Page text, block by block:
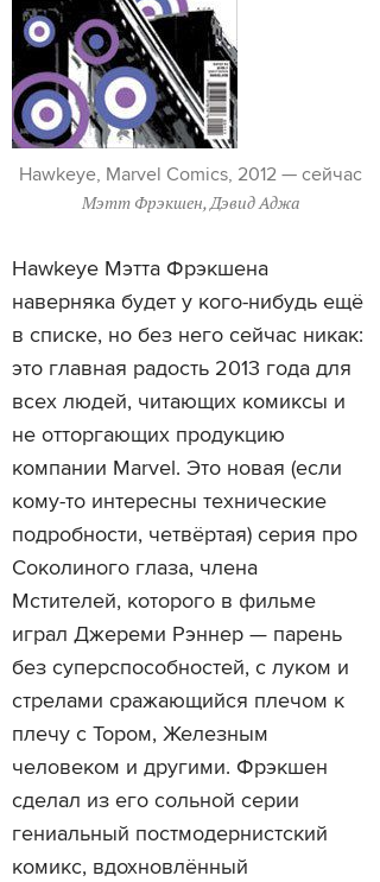
Hawkeye, Marvel Comics, 2012 — сейчас
Мэтт Фрэкшен, Дэвид Аджа
Hawkeye Мэтта Фрэкшена
наверняка будет у кого-нибудь ещё
в списке, но без него сейчас никак:
это главная радость 2013 года для
всех людей, читающих комиксы и
не отторгающих продукцию
компании Marvel. Это новая (если
кому-то интересны технические
подробности, четвёртая) серия про
Соколиного глаза, члена
Мстителей, которого в фильме
играл Джереми Рэннер — парень
без суперспособностей, с луком и
стрелами сражающийся плечом к
плечу с Тором, Железным
человеком и другими. Фрэкшен
сделал из его сольной серии
гениальный постмодернистский
комикс, вдохновлённый